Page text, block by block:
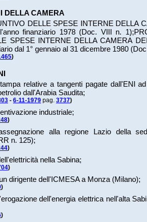
DELLA CAMERA
DELLE SPESE INTERNE DELLA
finanziario 1978 (Doc. VIII n. 1);
SPESE INTERNE DELLA CAMERA
dal 1° gennaio al 31 dicembre 1980
)
relative a tangenti pagate dall'ENI
dall'Arabia Saudita;
- 6-11-1979 pag. 3737)
industriale;
)
alla regione Lazio della
n. 125);
)
nella Sabina;
)
dirigente dell'ICMESA a Monza (Milano);
)
dell'energia elettrica nell'alta
)